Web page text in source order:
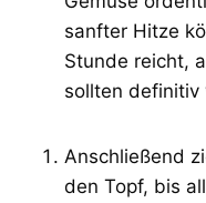
sanfter Hitze
Stunde reicht,
sollten definitiv
Anschließend
den Topf, bis